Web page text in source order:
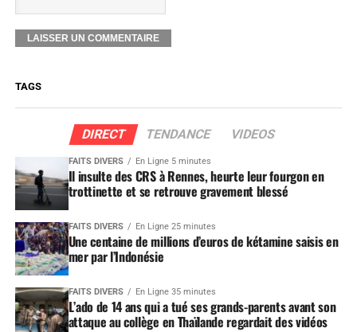
TAGS
DIRECT TENDANCE VIDEOS
FAITS DIVERS En Ligne 5 minutes
Il insulte des CRS à Rennes, heurte leur fourgon en
trottinette et se retrouve gravement blessé
FAITS DIVERS En Ligne 25 minutes
Une centaine de millions d’euros de kétamine saisis en
mer par l’Indonésie
FAITS DIVERS En Ligne 35 minutes
L’ado de 14 ans qui a tué ses grands-parents avant son
attaque au collège en Thaïlande regardait des vidéos